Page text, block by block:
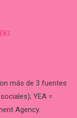
más de 3 fuentes
YEA =
Agency.